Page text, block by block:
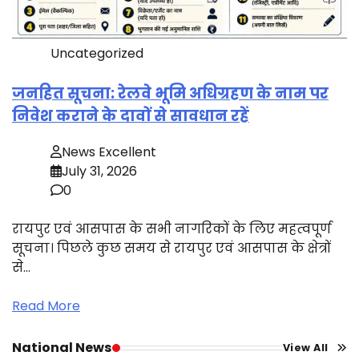
Uncategorized
जनहित सूचना: रेलवे भूमि अधिग्रहण के नाम पर
निवेश कराने के दावों से सावधान रहें
News Excellent
July 31, 2026
0
रायपुर एवं आसपास के सभी नागरिकों के लिए महत्वपूर्ण
सूचना। पिछले कुछ समय से रायपुर एवं आसपास के क्षेत्रों
से…
Read More
National News View All